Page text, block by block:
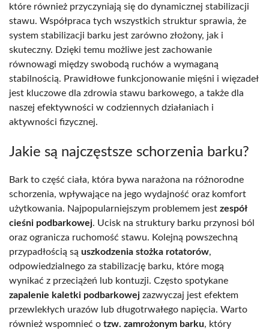
które również przyczyniają się do dynamicznej stabilizacji
stawu. Współpraca tych wszystkich struktur sprawia, że
system stabilizacji barku jest zarówno złożony, jak i
skuteczny. Dzięki temu możliwe jest zachowanie
równowagi między swobodą ruchów a wymaganą
stabilnością. Prawidłowe funkcjonowanie mięśni i więzadeł
jest kluczowe dla zdrowia stawu barkowego, a także dla
naszej efektywności w codziennych działaniach i
aktywności fizycznej.
Jakie są najczęstsze schorzenia barku?
Bark to część ciała, która bywa narażona na różnorodne
schorzenia, wpływające na jego wydajność oraz komfort
użytkowania. Najpopularniejszym problemem jest zespół
cieśni podbarkowej. Ucisk na struktury barku przynosi ból
oraz ogranicza ruchomość stawu. Kolejną powszechną
przypadłością są uszkodzenia stożka rotatorów,
odpowiedzialnego za stabilizację barku, które mogą
wynikać z przeciążeń lub kontuzji. Często spotykane
zapalenie kaletki podbarkowej zazwyczaj jest efektem
przewlekłych urazów lub długotrwałego napięcia. Warto
również wspomnieć o tzw. zamrożonym barku, który